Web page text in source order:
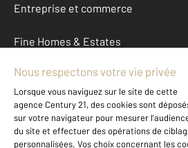
Entreprise et commerce
Fine Homes & Estates
À propos
International
Nous contacter